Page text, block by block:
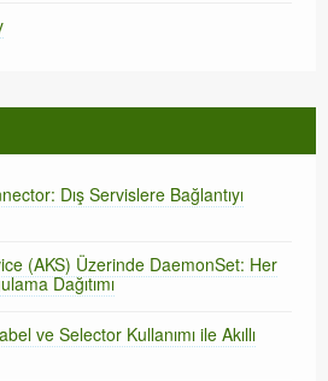
Dış Servislere Bağlantıyı
(AKS) Üzerinde DaemonSet: Her
Dağıtımı
ve Selector Kullanımı ile Akıllı